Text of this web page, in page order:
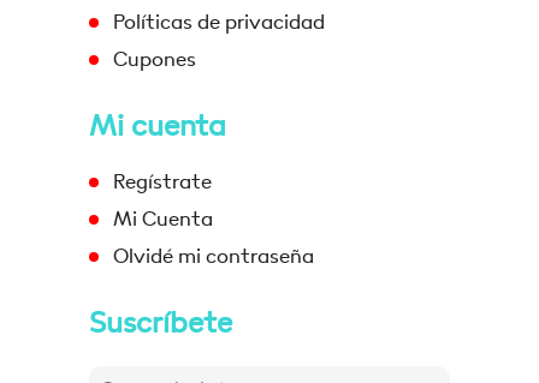
Políticas de privacidad
Cupones
Mi cuenta
Regístrate
Mi Cuenta
Olvidé mi contraseña
Suscríbete